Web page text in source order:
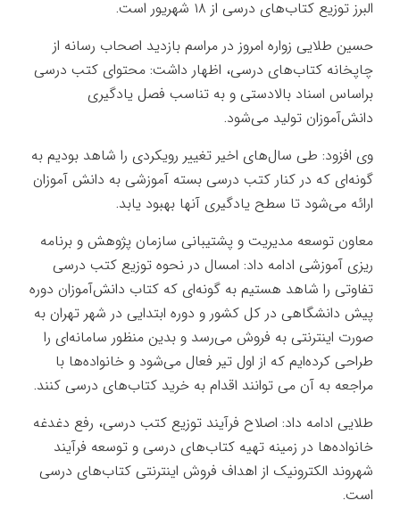
البرز توزیع کتاب‌های درسی از ۱۸ شهریور است.
حسین طلایی زواره امروز در مراسم بازدید اصحاب رسانه از
چاپخانه کتاب‌های درسی، اظهار داشت: محتوای کتب درسی
براساس اسناد بالادستی و به تناسب فصل یادگیری
دانش‌آموزان تولید می‌شود.
وی افزود: طی سال‌های اخیر تغییر رویکردی را شاهد بودیم به
گونه‌ای که در کنار کتب درسی بسته آموزشی به دانش آموزان
ارائه می‌‌شود تا سطح یادگیری آنها بهبود یابد.
معاون توسعه مدیریت و پشتیبانی سازمان پژوهش و برنامه
ریزی آموزشی ادامه داد: امسال در نحوه توزیع کتب درسی
تفاوتی را شاهد هستیم به گونه‌ای که کتاب دانش‌آموزان دوره
پیش دانشگاهی در کل کشور و دوره ابتدایی در شهر تهران به
صورت اینترنتی به فروش می‌رسد و بدین منظور سامانه‌ای را
طراحی کرده‌ایم که از اول تیر فعال می‌شود و خانواده‌ها با
مراجعه به آن می توانند اقدام به خرید کتاب‌های درسی کنند.
طلایی ادامه داد: اصلاح فرآیند توزیع کتب درسی، رفع دغدغه
خانواده‌ها در زمینه تهیه کتاب‌های درسی و توسعه فرآیند
شهروند الکترونیک از اهداف فروش اینترنتی کتاب‌های درسی
است.